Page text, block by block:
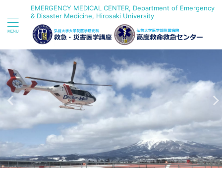
EMERGENCY MEDICAL CENTER, Department of Emergency
& Disaster Medicine, Hirosaki University